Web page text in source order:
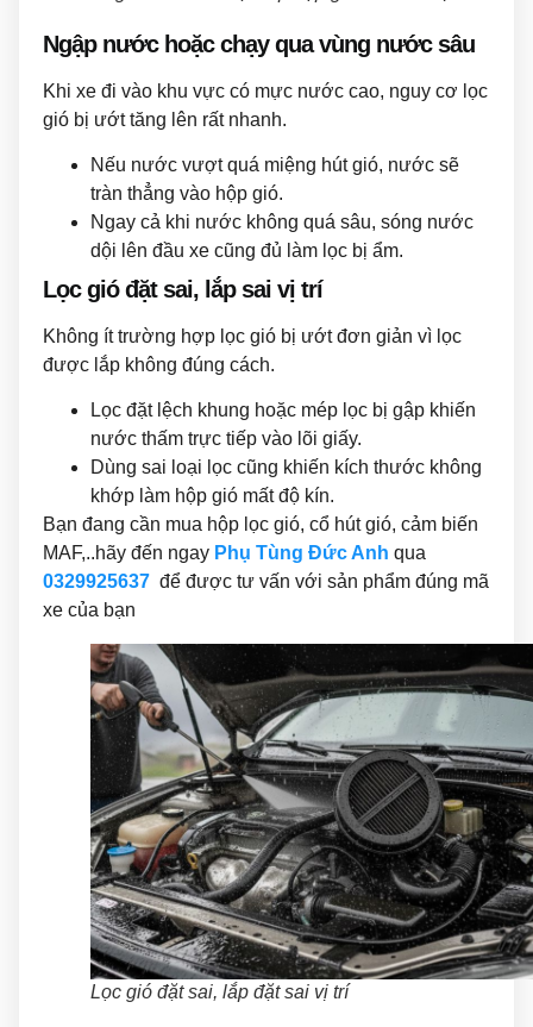
Ngập nước hoặc chạy qua vùng nước sâu
Khi xe đi vào khu vực có mực nước cao, nguy cơ lọc
gió bị ướt tăng lên rất nhanh.
Nếu nước vượt quá miệng hút gió, nước sẽ
tràn thẳng vào hộp gió.
Ngay cả khi nước không quá sâu, sóng nước
dội lên đầu xe cũng đủ làm lọc bị ẩm.
Lọc gió đặt sai, lắp sai vị trí
Không ít trường hợp lọc gió bị ướt đơn giản vì lọc
được lắp không đúng cách.
Lọc đặt lệch khung hoặc mép lọc bị gập khiến
nước thấm trực tiếp vào lõi giấy.
Dùng sai loại lọc cũng khiến kích thước không
khớp làm hộp gió mất độ kín.
Bạn đang cần mua hộp lọc gió, cổ hút gió, cảm biến
MAF,..hãy đến ngay Phụ Tùng Đức Anh qua
0329925637 để được tư vấn với sản phẩm đúng mã
xe của bạn
Lọc gió đặt sai, lắp đặt sai vị trí